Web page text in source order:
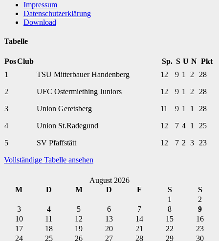
Impressum
Datenschutzerklärung
Download
Tabelle
PosClub Sp. S U N Pkt
1
TSU Mitterbauer Handenberg 12 9 1 2 28
2 UFC Ostermiething Juniors 12 9 1 2 28
3 Union Geretsberg 11 9 1 1 28
4 Union St.Radegund 12 7 4 1 25
5 SV Pfaffstätt 12 7 2 3 23
Vollständige Tabelle ansehen
August 2026
M
D M D F S
S
1
2
3
4 5 6 7 8
9
10
11 12 13 14 15
16
17
18 19 20 21 22
23
24
25 26 27 28 29 30